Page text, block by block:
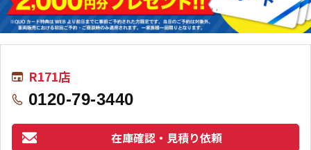
R171店
0120-79-3440
在庫確認・見積り依頼